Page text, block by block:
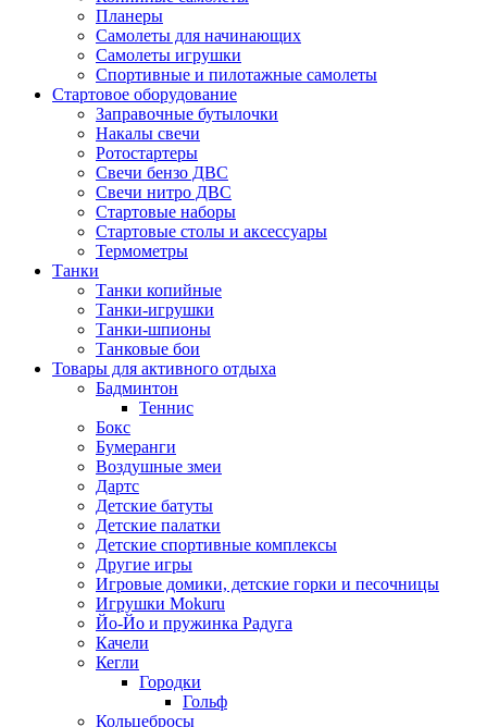
Планеры
Самолеты для начинающих
Самолеты игрушки
Спортивные и пилотажные самолеты
Стартовое оборудование
Заправочные бутылочки
Накалы свечи
Ротостартеры
Свечи бензо ДВС
Свечи нитро ДВС
Стартовые наборы
Стартовые столы и аксессуары
Термометры
Танки
Танки копийные
Танки-игрушки
Танки-шпионы
Танковые бои
Товары для активного отдыха
Бадминтон
Теннис
Бокс
Бумеранги
Воздушные змеи
Дартс
Детские батуты
Детские палатки
Детские спортивные комплексы
Другие игры
Игровые домики, детские горки и песочницы
Игрушки Mokuru
Йо-Йо и пружинка Радуга
Качели
Кегли
Городки
Гольф
Кольцебросы